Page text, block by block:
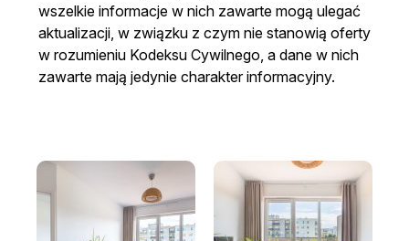
wszelkie informacje w nich zawarte mogą ulegać
aktualizacji, w związku z czym nie stanowią oferty
w rozumieniu Kodeksu Cywilnego, a dane w nich
zawarte mają jedynie charakter informacyjny.